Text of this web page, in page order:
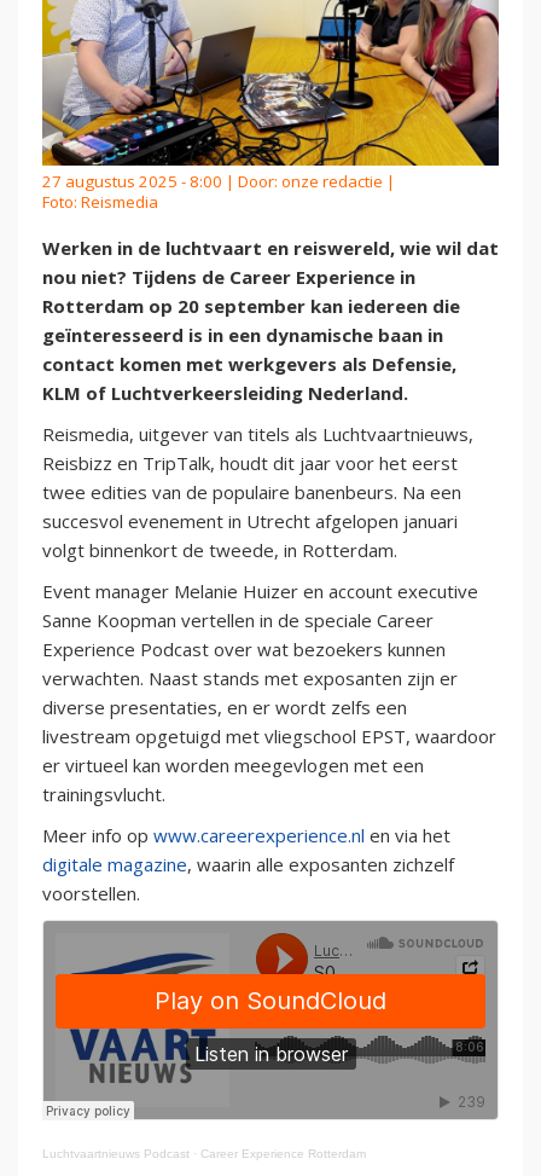
27 augustus 2025 - 8:00 | Door: onze redactie |
Foto: Reismedia
Werken in de luchtvaart en reiswereld, wie wil dat
nou niet? Tijdens de Career Experience in
Rotterdam op 20 september kan iedereen die
geïnteresseerd is in een dynamische baan in
contact komen met werkgevers als Defensie,
KLM of Luchtverkeersleiding Nederland.
Reismedia, uitgever van titels als Luchtvaartnieuws,
Reisbizz en TripTalk, houdt dit jaar voor het eerst
twee edities van de populaire banenbeurs. Na een
succesvol evenement in Utrecht afgelopen januari
volgt binnenkort de tweede, in Rotterdam.
Event manager Melanie Huizer en account executive
Sanne Koopman vertellen in de speciale Career
Experience Podcast over wat bezoekers kunnen
verwachten. Naast stands met exposanten zijn er
diverse presentaties, en er wordt zelfs een
livestream opgetuigd met vliegschool EPST, waardoor
er virtueel kan worden meegevlogen met een
trainingsvlucht.
Meer info op www.careerexperience.nl en via het
digitale magazine, waarin alle exposanten zichzelf
voorstellen.
Luchtvaartnieuws Podcast · Career Experience Rotterdam